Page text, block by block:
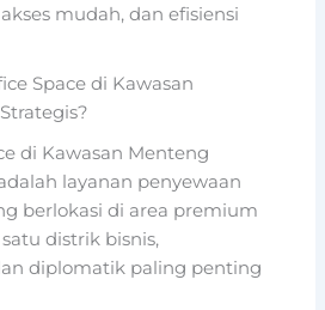
mudah, dan efisiensi
Space di Kawasan
di Kawasan Menteng
layanan penyewaan
berlokasi di area premium
distrik bisnis,
diplomatik paling penting